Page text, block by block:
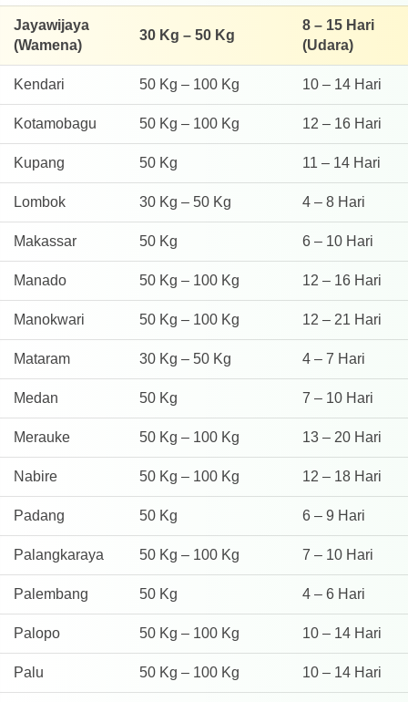
Jayawijaya
(Wamena)
30 Kg – 50 Kg
8 – 15 Hari
(Udara)
Kendari 50 Kg – 100 Kg 10 – 14 Hari
Kotamobagu 50 Kg – 100 Kg 12 – 16 Hari
Kupang 50 Kg 11 – 14 Hari
Lombok 30 Kg – 50 Kg 4 – 8 Hari
Makassar 50 Kg 6 – 10 Hari
Manado 50 Kg – 100 Kg 12 – 16 Hari
Manokwari 50 Kg – 100 Kg 12 – 21 Hari
Mataram 30 Kg – 50 Kg 4 – 7 Hari
Medan 50 Kg 7 – 10 Hari
Merauke 50 Kg – 100 Kg 13 – 20 Hari
Nabire 50 Kg – 100 Kg 12 – 18 Hari
Padang 50 Kg 6 – 9 Hari
Palangkaraya 50 Kg – 100 Kg 7 – 10 Hari
Palembang 50 Kg 4 – 6 Hari
Palopo 50 Kg – 100 Kg 10 – 14 Hari
Palu 50 Kg – 100 Kg 10 – 14 Hari